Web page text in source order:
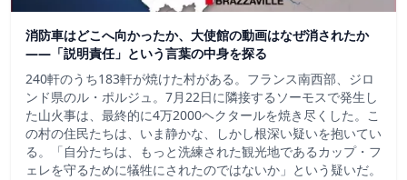
消防車はどこへ向かったか、大使館の動画はなぜ消されたか
——「説明責任」という言葉の中身を探る
240軒のうち183軒が焼けた村がある。フランス南西部、ジロ
ンド県のル・ポルジュ。7月22日に隣接するソーモスで発生し
た山火事は、最終的に4万2000ヘクタールを焼き尽くした。こ
の村の住民たちは、いま静かな、しかし根深い疑いを抱いてい
る。「自分たちは、もっと洗練された観光地であるカップ・フ
ェレを守るために犠牲にされたのではないか」という疑いだ。